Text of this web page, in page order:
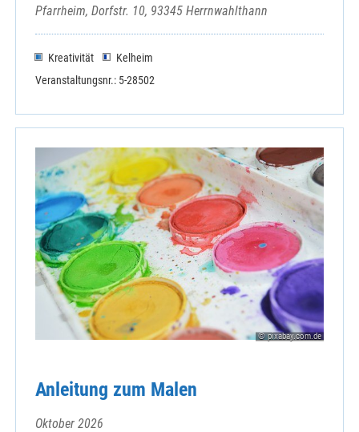
Pfarrheim, Dorfstr. 10, 93345 Herrnwahlthann
Kreativität
Kelheim
Veranstaltungsnr.: 5-28502
© pixabay.com.de
Anleitung zum Malen
Oktober 2026